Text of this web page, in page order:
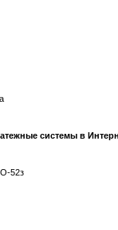
системы в
52з